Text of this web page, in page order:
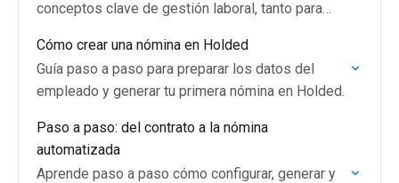
conceptos clave de gestión laboral, tanto para
quieren…
Cómo crear una nómina en Holded
Guía paso a paso para preparar los datos del
empleado y generar tu primera nómina en Holded.
Paso a paso: del contrato a la nómina
automatizada
Aprende paso a paso cómo configurar, generar y